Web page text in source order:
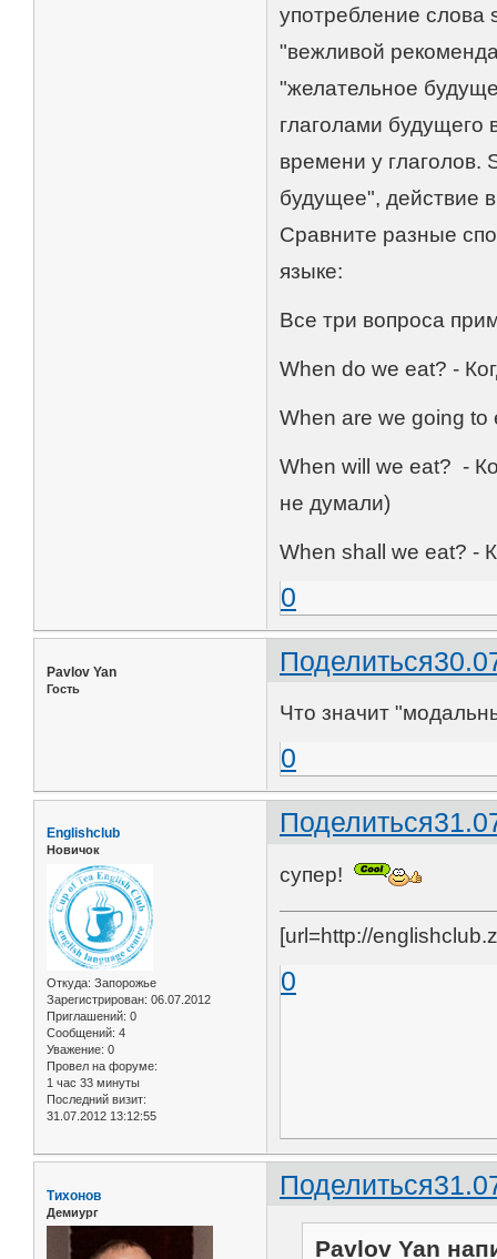
употребление слова
"вежливой
"желательное
глаголами будущего
времени у глаголов.
будущее", действие
Сравните разные
языке:
Все три вопроса
When do we eat? -
When are we going to
When will we eat? -
не думали)
When shall we eat? -
0
Поделиться
Pavlov Yan
Гость
Что значит
0
Поделиться
Englishclub
Новичок
Откуда: Запорожье
Зарегистрирован: 06.07.2012
Приглашений: 0
Сообщений: 4
Уважение: 0
Провел на форуме:
1 час 33 минуты
Последний визит:
31.07.2012 13:12:55
супер!
[url=http://
0
Поделиться
Тихонов
Демиург
Pavlov Yan